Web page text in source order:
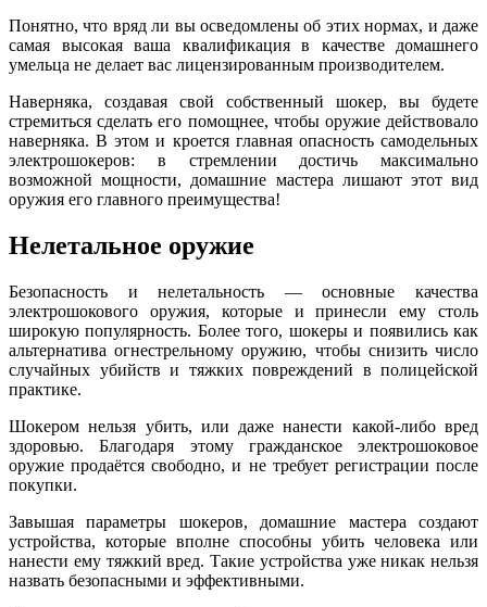
Понятно, что вряд ли вы осведомлены об этих нормах, и даже
самая высокая ваша квалификация в качестве домашнего
умельца не делает вас лицензированным производителем.
Наверняка, создавая свой собственный шокер, вы будете
стремиться сделать его помощнее, чтобы оружие действовало
наверняка. В этом и кроется главная опасность самодельных
электрошокеров: в стремлении достичь максимально
возможной мощности, домашние мастера лишают этот вид
оружия его главного преимущества!
Нелетальное оружие
Безопасность и нелетальность — основные качества
электрошокового оружия, которые и принесли ему столь
широкую популярность. Более того, шокеры и появились как
альтернатива огнестрельному оружию, чтобы снизить число
случайных убийств и тяжких повреждений в полицейской
практике.
Шокером нельзя убить, или даже нанести какой-либо вред
здоровью. Благодаря этому гражданское электрошоковое
оружие продаётся свободно, и не требует регистрации после
покупки.
Завышая параметры шокеров, домашние мастера создают
устройства, которые вполне способны убить человека или
нанести ему тяжкий вред. Такие устройства уже никак нельзя
назвать безопасными и эффективными.